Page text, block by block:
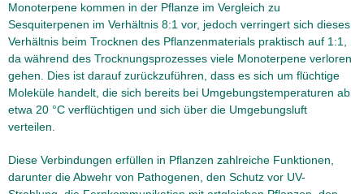
Monoterpene kommen in der Pflanze im Vergleich zu
Sesquiterpenen im Verhältnis 8:1 vor, jedoch verringert sich dieses
Verhältnis beim Trocknen des Pflanzenmaterials praktisch auf 1:1,
da während des Trocknungsprozesses viele Monoterpene verloren
gehen. Dies ist darauf zurückzuführen, dass es sich um flüchtige
Moleküle handelt, die sich bereits bei Umgebungstemperaturen ab
etwa 20 °C verflüchtigen und sich über die Umgebungsluft
verteilen.
Diese Verbindungen erfüllen in Pflanzen zahlreiche Funktionen,
darunter die Abwehr von Pathogenen, den Schutz vor UV-